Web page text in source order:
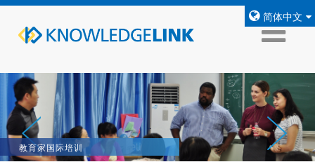
简体中文
教育家国际培训